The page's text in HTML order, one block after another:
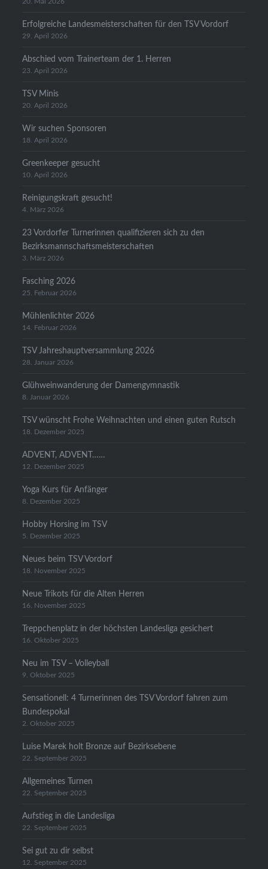
20. Mai 2026
Erfolgreiche Landesmeisterschaften für den TSV Vordorf
29. April 2026
Abschied vom Trainerteam der 1. Herren
23. April 2026
TSV Minis
20. April 2026
Wir suchen Sponsoren
18. April 2026
Greenkeeper gesucht
10. April 2026
Reinigungskraft gesucht!
4. März 2026
23 Vordorfer Turnerinnen qualifizieren sich zu den
Bezirksmannschaftsmeisterschaften
3. März 2026
Fasching 2026
25. Februar 2026
Mühlenlichter 2026
14. Februar 2026
TSV Jahreshauptversammlung 2026
28. Januar 2026
Glühweinwanderung der Damengymnastik
8. Januar 2026
TSV wünscht Frohe Weihnachten und einen guten Rutsch
18. Dezember 2025
ADVENT, ADVENT……
12. Dezember 2025
Yoga Kurs für Anfänger
8. Dezember 2025
Hobby Horsing im TSV
5. Dezember 2025
Neues beim TSV Vordorf
18. November 2025
Neue Trikots für die Alten Herren
16. November 2025
Treppchenplatz in der höchsten Landesliga gesichert
16. Oktober 2025
Neu im TSV – Volleyball
9. Oktober 2025
Sensationell: 4 Turnerinnen des TSV Vordorf fahren zum
Bundespokal
2. Oktober 2025
Luise Marek holt Bronze auf Bezirksebene
22. September 2025
Allgemeines Turnen
22. September 2025
Aufstieg in die Landesliga
22. September 2025
Sei gut zu dir selbst
12. September 2025